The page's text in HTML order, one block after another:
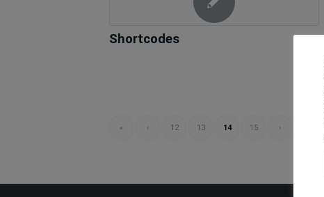
Shortcodes
« ‹ 12 13 14 15 ›